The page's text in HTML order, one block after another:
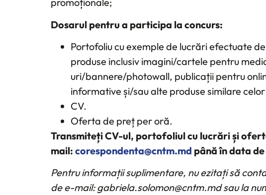
Dosarul pentru a participa la concurs:
Portofoliu cu exemple de lucrări efectuate
produse inclusiv imagini/cartele pentru
uri/bannere/photowall, publicații pentru
informative și/sau alte produse similare
CV.
Oferta de preț per oră.
Transmiteți CV-ul, portofoliul cu lucrări și
mail: corespondenta@cntm.md până în data
Pentru informații suplimentare, nu ezitați să
de e-mail: gabriela.solomon@cntm.md sau la